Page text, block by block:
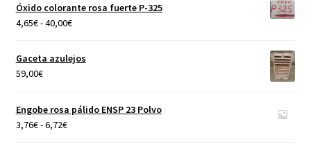
40,00€
Óxido colorante rosa fuerte P-325
4,65€-40,00€Rango
precios:
desde
40,00€
Gaceta azulejos
59,00€
Engobe rosa pálido ENSP 23 Polvo
3,76€-6,72€Rango